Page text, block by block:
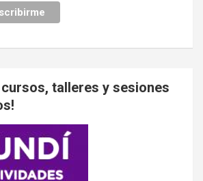
cursos, talleres y sesiones